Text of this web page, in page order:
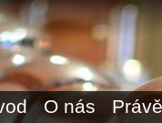
O nás